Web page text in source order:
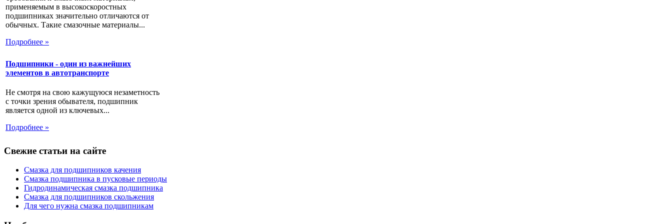
применяемым в высокоскоростных
подшипниках значительно отличаются от
обычных. Такие смазочные материалы...
Подробнее »
Подшипники - один из важнейших
элементов в автотранспорте
Не смотря на свою кажущуюся незаметность
с точки зрения обывателя, подшипник
является одной из ключевых...
Подробнее »
Свежие статьи на сайте
Смазка для подшипников качения
Смазка подшипника в пусковые периоды
Гидродинамическая смазка подшипника
Смазка для подшипников скольжения
Для чего нужна смазка подшипникам